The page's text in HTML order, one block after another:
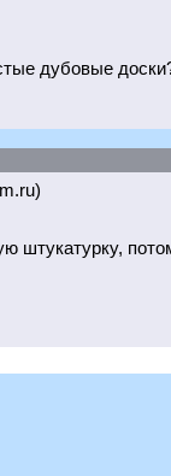
дубовые
штукатурку,